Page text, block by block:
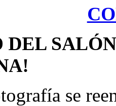
DEL
se